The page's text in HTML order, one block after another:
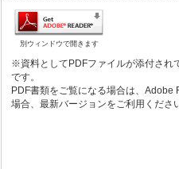
別ウィンドウで開きます
※資料としてPDFファイルが添付され
です。
PDF書類をご覧になる場合は、
場合、最新バージョンをご利用くださ